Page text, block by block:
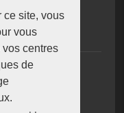
ce site, vous
vous
centres
de